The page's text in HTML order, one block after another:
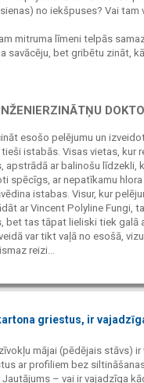
no iekšpuses? Vai tam
mitruma līmeni telpās
savācēju, bet gribētu zināt,
esošo pelējumu un
tieši istabās. Visas vietas, kur
apstrādā ar balinošu līdzekli,
spēcīgs, ar nepatīkamu hlora
istabas. Visur, kur
ar Vincent Polyline Fungi,
bet tas tāpat lieliski tiek galā
var tikt vaļā no esošā,
reizi...
griestus, ir
mājai (pēdējais stāvs) ir
ar profiliem bez
– vai ir vajadzīga